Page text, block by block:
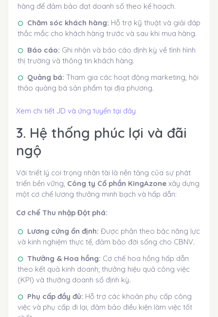
hàng để đảm bảo đạt doanh số theo kế hoạch.
Chăm sóc khách hàng: Hỗ trợ kỹ thuật và giải đáp
thắc mắc cho khách hàng trước và sau khi mua hàng.
Báo cáo: Ghi nhận và báo cáo định kỳ về tình hình
thị trường và thông tin khách hàng.
Quảng bá: Tham gia các hoạt động marketing, hội
thảo quảng bá sản phẩm tại địa phương.
Xem chi tiết JD và ứng tuyển tại đây
3. Hệ thống phúc lợi và đãi
ngộ
Với triết lý coi trọng nhân tài là nền tảng của sự phát
triển bền vững, Công ty Cổ phần KingAzone xây dựng
một cơ chế lương thưởng minh bạch và hấp dẫn:
Cơ chế Thu nhập Đột phá:
Lương cứng ổn định: Được phân theo bậc năng lực
và kinh nghiệm thực tế, đảm bảo đời sống cho CBNV.
Thưởng & Hoa hồng: Cơ chế hoa hồng hấp dẫn
theo kết quả kinh doanh; thưởng hiệu quả công việc
(KPI) và thưởng doanh số định kỳ.
Phụ cấp đầy đủ: Hỗ trợ các khoản phụ cấp công
việc và phụ cấp đi lại, đảm bảo điều kiện làm việc tốt